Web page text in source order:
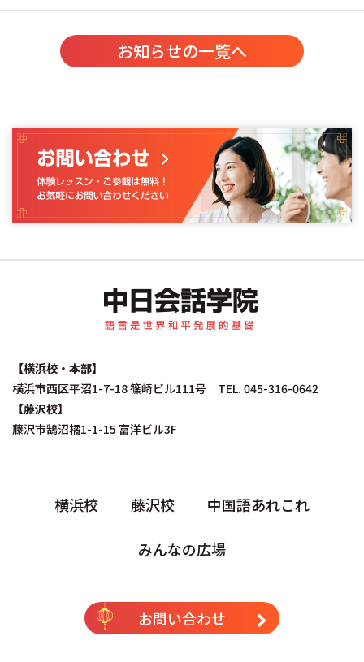
お知らせの一覧へ
【横浜校・本部】
横浜市西区平沼1-7-18 篠崎ビル111号 TEL. 045-316-0642
【藤沢校】
藤沢市鵠沼橘1-1-15 富洋ビル3F
横浜校 藤沢校 中国語あれこれ
みんなの広場
お問い合わせ